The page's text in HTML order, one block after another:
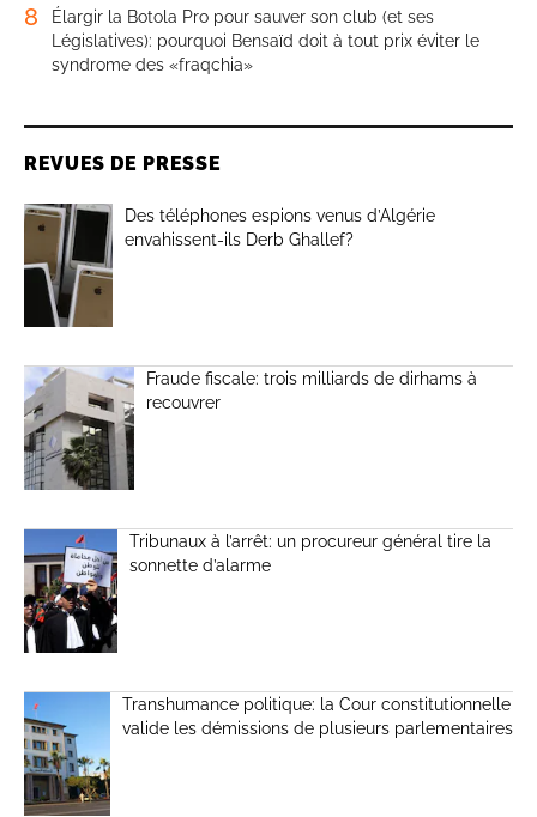
8
Élargir la Botola Pro pour sauver son club (et ses
Législatives): pourquoi Bensaïd doit à tout prix éviter le
syndrome des «fraqchia»
REVUES DE PRESSE
Des téléphones espions venus d’Algérie
envahissent-ils Derb Ghallef?
Fraude fiscale: trois milliards de dirhams à
recouvrer
Tribunaux à l’arrêt: un procureur général tire la
sonnette d’alarme
Transhumance politique: la Cour constitutionnelle
valide les démissions de plusieurs parlementaires